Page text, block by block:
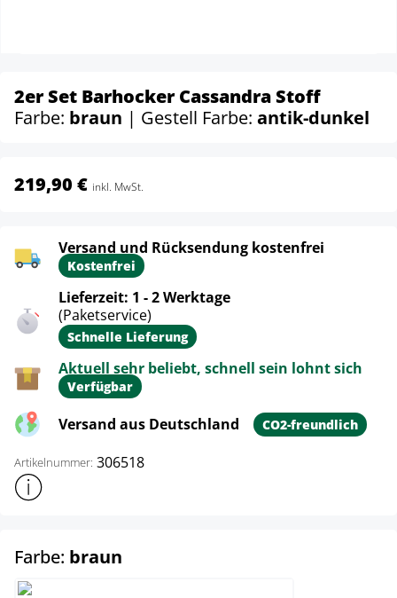
2er Set Barhocker Cassandra Stoff
Farbe: braun | Gestell Farbe: antik-dunkel
219,90 € inkl. MwSt.
Versand und Rücksendung kostenfrei
Kostenfrei
Lieferzeit: 1 - 2 Werktage
(Paketservice)
Schnelle Lieferung
Aktuell sehr beliebt, schnell sein lohnt sich
Verfügbar
Versand aus Deutschland CO2-freundlich
Artikelnummer: 306518
Weitere Produktinformationen anzeigen
Farbe: braun